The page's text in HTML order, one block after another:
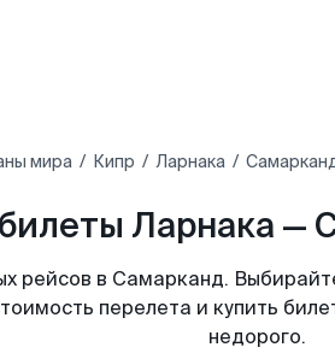
мира Кипр Ларнака
Ларнака —
рейсов в Самарканд.
перелета и купить
недорого.